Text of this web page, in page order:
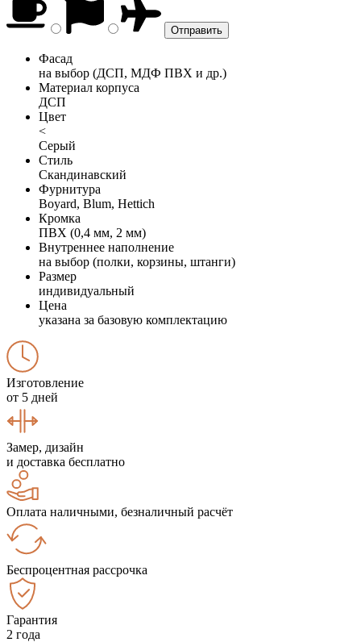
Фасад
на выбор (ДСП, МДФ ПВХ и др.)
Материал корпуса
ДСП
Цвет
<
Серый
Стиль
Скандинавский
Фурнитура
Boyard, Blum, Hettich
Кромка
ПВХ (0,4 мм, 2 мм)
Внутреннее наполнение
на выбор (полки, корзины, штанги)
Размер
индивидуальный
Цена
указана за базовую комплектацию
Изготовление
от 5 дней
Замер, дизайн
и доставка бесплатно
Оплата наличными, безналичный расчёт
Беспроцентная рассрочка
Гарантия
2 года